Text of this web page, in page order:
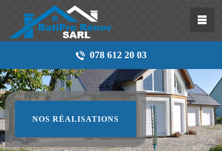
078 612 20 03
NOS RÉALISATIONS